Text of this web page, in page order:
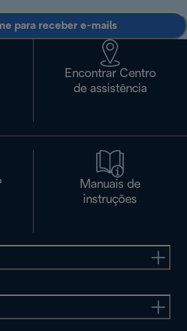
para receber e-mails
Encontrar Centro
de assistência
Manuais de
instruções